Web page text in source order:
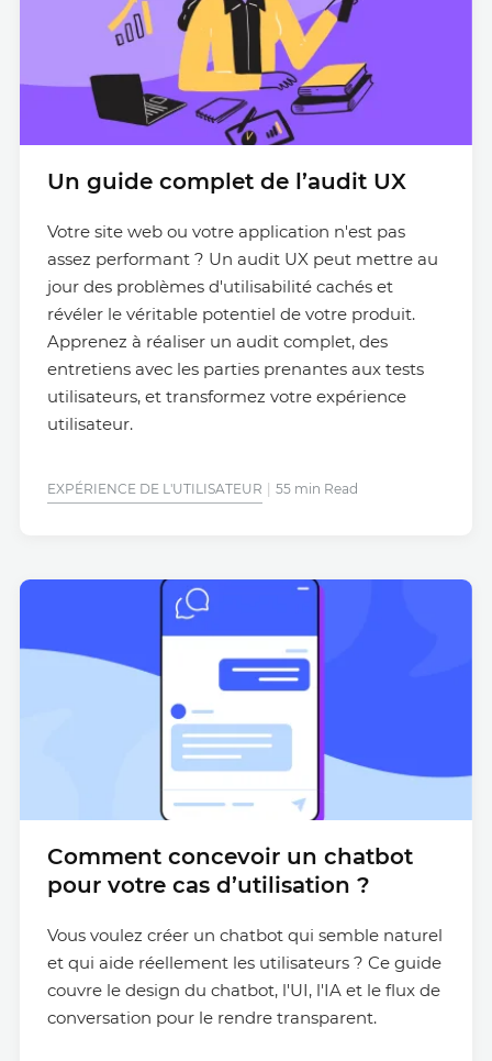
Un guide complet de l’audit UX
Votre site web ou votre application n'est pas
assez performant ? Un audit UX peut mettre au
jour des problèmes d'utilisabilité cachés et
révéler le véritable potentiel de votre produit.
Apprenez à réaliser un audit complet, des
entretiens avec les parties prenantes aux tests
utilisateurs, et transformez votre expérience
utilisateur.
EXPÉRIENCE DE L'UTILISATEUR 55 min Read
Comment concevoir un chatbot
pour votre cas d’utilisation ?
Vous voulez créer un chatbot qui semble naturel
et qui aide réellement les utilisateurs ? Ce guide
couvre le design du chatbot, l'UI, l'IA et le flux de
conversation pour le rendre transparent.